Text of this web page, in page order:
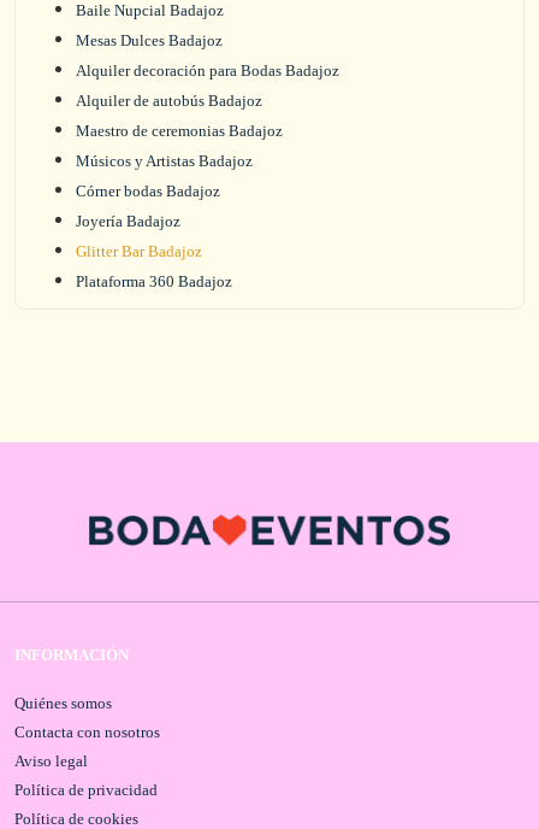
Baile Nupcial Badajoz
Mesas Dulces Badajoz
Alquiler decoración para Bodas Badajoz
Alquiler de autobús Badajoz
Maestro de ceremonias Badajoz
Músicos y Artistas Badajoz
Córner bodas Badajoz
Joyería Badajoz
Glitter Bar Badajoz
Plataforma 360 Badajoz
INFORMACIÓN
Quiénes somos
Contacta con nosotros
Aviso legal
Política de privacidad
Política de cookies